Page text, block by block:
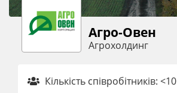
Агро-Овен
Агрохолдинг
Кількість співробітників: <10